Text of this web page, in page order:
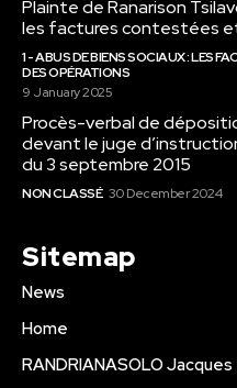
Plainte de Ranarison
les factures contestées
1 - ABUS DE BIENS SOCIAUX : LES
DES OPÉRATIONS
9 January 2025
Procès-verbal de
devant le juge
du 3 septembre 2015
NON CLASSÉ 30 December 2024
Sitemap
News
Home
RANDRIANASOLO Jacques